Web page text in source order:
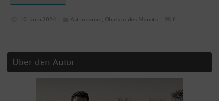
10. Juni 2024 Astronomie, Objekte des Monats 0
Über den Autor